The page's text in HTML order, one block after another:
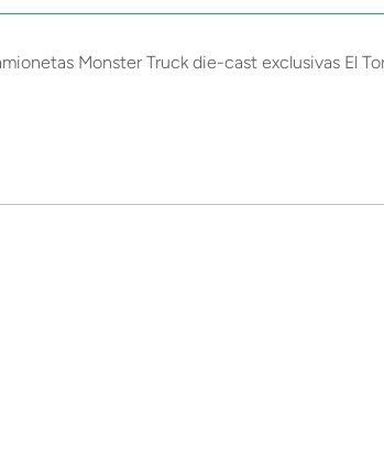
Monster Truck die-cast exclusivas El